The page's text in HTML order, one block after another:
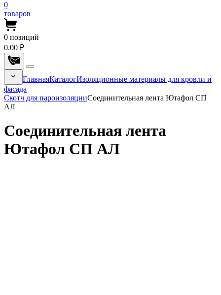
0
товаров
0 позиций
0.00 ₽
ГлавнаяКаталогИзоляционные материалы для кровли и
фасада
Скотч для пароизоляцииСоединительная лента Ютафол СП
АЛ
Соединительная лента
Ютафол СП АЛ